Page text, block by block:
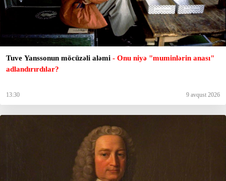
Tuve Yanssonun möcüzəli aləmi - Onu niyə "muminlərin anası"
adlandırırdılar?
13:30 9 avqust 2026